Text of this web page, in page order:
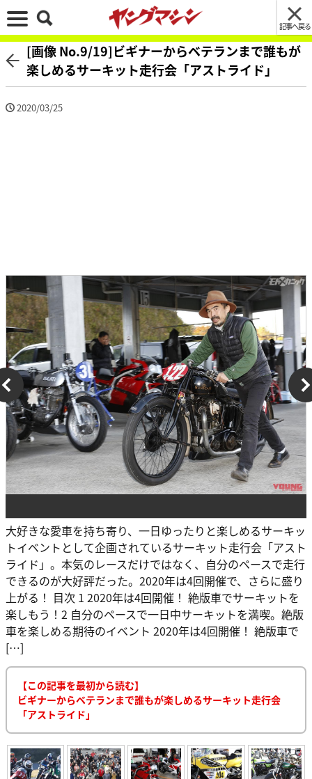
記事へ戻る
[画像 No.9/19]ビギナーからベテランまで誰もが
楽しめるサーキット走行会「アストライド」
2020/03/25
大好きな愛車を持ち寄り、一日ゆったりと楽しめるサーキッ
トイベントとして企画されているサーキット走行会「アスト
ライド」。本気のレースだけではなく、自分のペースで走行
できるのが大好評だった。2020年は4回開催で、さらに盛り
上がる！ 目次 1 2020年は4回開催！ 絶版車でサーキットを
楽しもう！2 自分のペースで一日中サーキットを満喫。絶版
車を楽しめる期待のイベント 2020年は4回開催！ 絶版車で
[…]
【この記事を最初から読む】
ビギナーからベテランまで誰もが楽しめるサーキット走行会
「アストライド」